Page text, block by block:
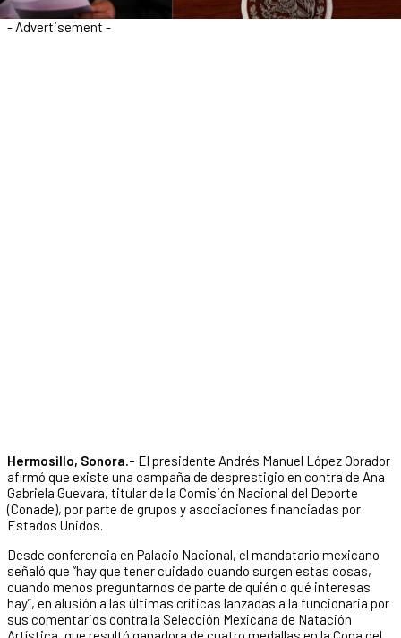
- Advertisement -
Hermosillo, Sonora.- El presidente Andrés Manuel López Obrador
afirmó que existe una campaña de desprestigio en contra de Ana
Gabriela Guevara, titular de la Comisión Nacional del Deporte
(Conade), por parte de grupos y asociaciones financiadas por
Estados Unidos.
Desde conferencia en Palacio Nacional, el mandatario mexicano
señaló que “hay que tener cuidado cuando surgen estas cosas,
cuando menos preguntarnos de parte de quién o qué interesas
hay”, en alusión a las últimas críticas lanzadas a la funcionaria por
sus comentarios contra la Selección Mexicana de Natación